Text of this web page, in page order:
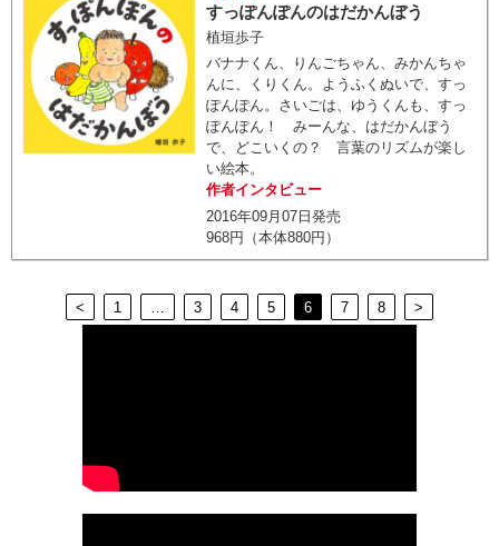
すっぽんぽんのはだかんぼう
植垣歩子
バナナくん、りんごちゃん、みかんちゃ
んに、くりくん。ようふくぬいで、すっ
ぽんぽん。さいごは、ゆうくんも、すっ
ぽんぽん！ みーんな、はだかんぼう
で、どこいくの？ 言葉のリズムが楽し
い絵本。
作者インタビュー
2016年09月07日発売
968円（本体880円）
< 1 … 3 4 5 6 7 8 >